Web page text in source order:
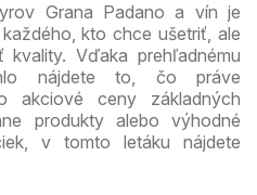
Grana Padano a vín je
kto chce ušetriť, ale
Vďaka prehľadnému
nájdete to, čo práve
ceny základných
produkty alebo výhodné
v tomto letáku nájdete